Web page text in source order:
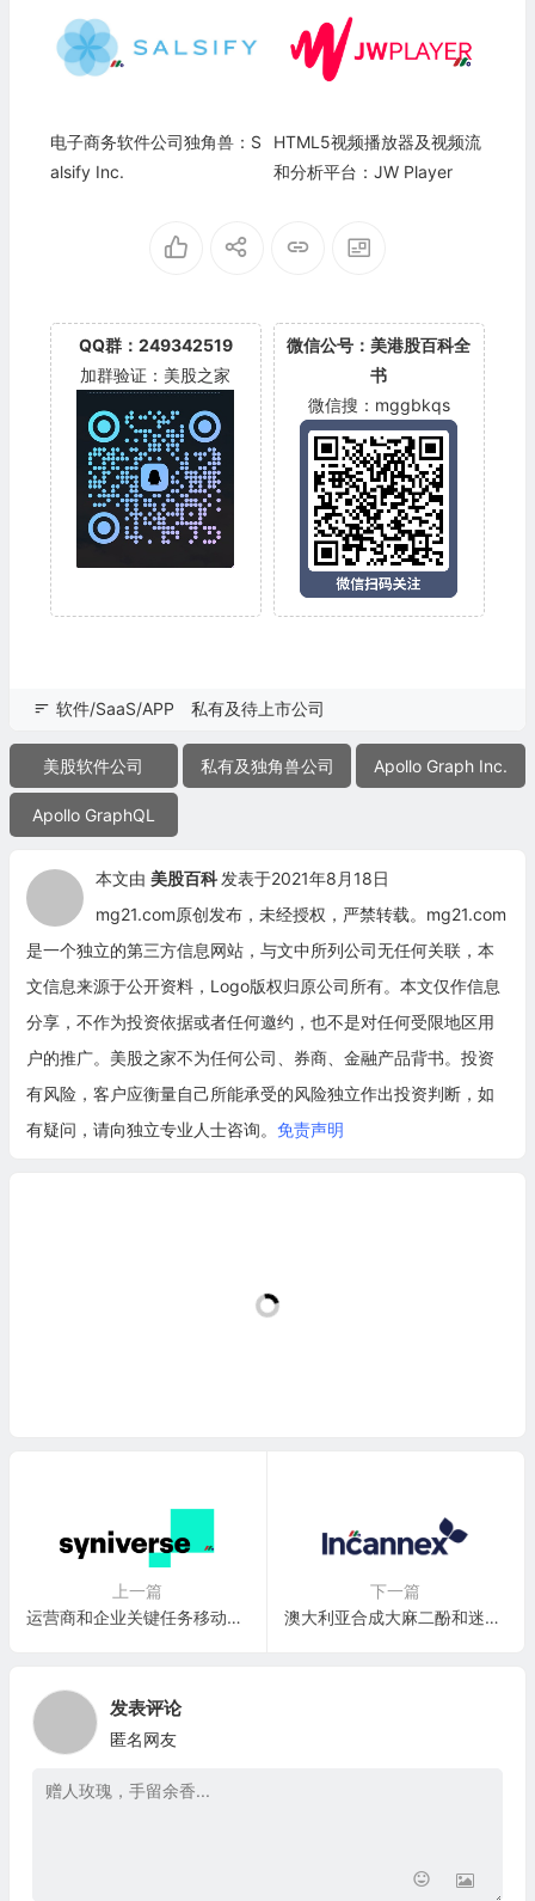
电子商务软件公司独角兽：S
alsify Inc.
HTML5视频播放器及视频流
和分析平台：JW Player
QQ群：249342519
加群验证：美股之家
微信公号：美港股百科全
书
微信搜：mggbkqs
软件/SaaS/APP 私有及待上市公司
美股软件公司 私有及独角兽公司 Apollo Graph Inc.
Apollo GraphQL
本文由 美股百科 发表于2021年8月18日
mg21.com原创发布，未经授权，严禁转载。mg21.com
是一个独立的第三方信息网站，与文中所列公司无任何关联，本
文信息来源于公开资料，Logo版权归原公司所有。本文仅作信息
分享，不作为投资依据或者任何邀约，也不是对任何受限地区用
户的推广。美股之家不为任何公司、券商、金融产品背书。投资
有风险，客户应衡量自己所能承受的风险独立作出投资判断，如
有疑问，请向独立专业人士咨询。 免责声明
上一篇
运营商和企业关键任务移动平台领先供应商：Syniverse Technologies Corporation(SYNV)
下一篇
澳大利亚合成大麻二酚和迷幻药疗法开发商：Incannex Healthcare(IXHL)
发表评论
匿名网友